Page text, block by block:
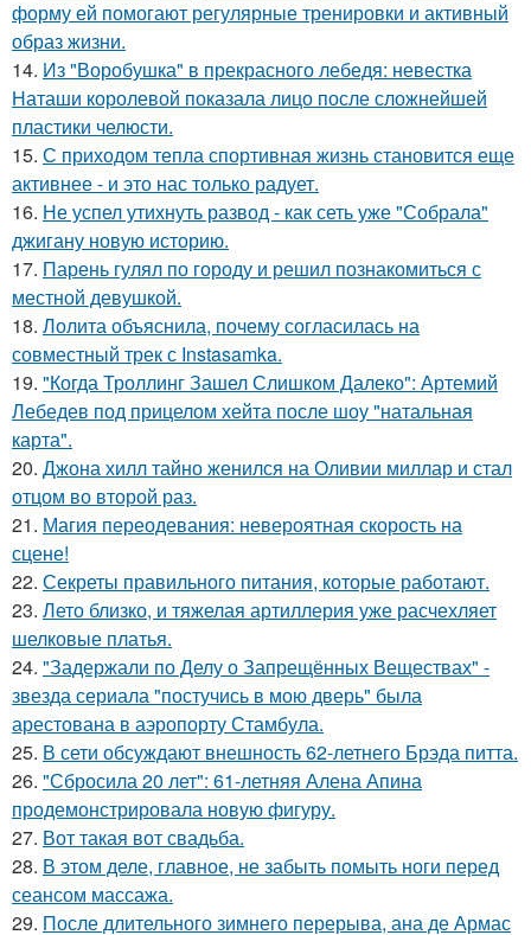
форму ей помогают регулярные тренировки и активный
образ жизни.
14. Из "Воробушка" в прекрасного лебедя: невестка
Наташи королевой показала лицо после сложнейшей
пластики челюсти.
15. С приходом тепла спортивная жизнь становится еще
активнее - и это нас только радует.
16. Не успел утихнуть развод - как сеть уже "Собрала"
джигану новую историю.
17. Парень гулял по городу и решил познакомиться с
местной девушкой.
18. Лолита объяснила, почему согласилась на
совместный трек с Instasamka.
19. "Когда Троллинг Зашел Слишком Далеко": Артемий
Лебедев под прицелом хейта после шоу "натальная
карта".
20. Джона хилл тайно женился на Оливии миллар и стал
отцом во второй раз.
21. Магия переодевания: невероятная скорость на
сцене!
22. Секреты правильного питания, которые работают.
23. Лето близко, и тяжелая артиллерия уже расчехляет
шелковые платья.
24. "Задержали по Делу о Запрещённых Веществах" -
звезда сериала "постучись в мою дверь" была
арестована в аэропорту Стамбула.
25. В сети обсуждают внешность 62-летнего Брэда питта.
26. "Сбросила 20 лет": 61-летняя Алена Апина
продемонстрировала новую фигуру.
27. Вот такая вот свадьба.
28. В этом деле, главное, не забыть помыть ноги перед
сеансом массажа.
29. После длительного зимнего перерыва, ана де Армас